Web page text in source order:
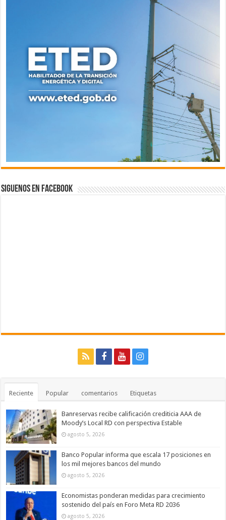
Siguenos en Facebook
Reciente Popular comentarios Etiquetas
Banreservas recibe calificación crediticia AAA de
Moody’s Local RD con perspectiva Estable
agosto 5, 2026
Banco Popular informa que escala 17 posiciones en
los mil mejores bancos del mundo
agosto 5, 2026
Economistas ponderan medidas para crecimiento
sostenido del país en Foro Meta RD 2036
agosto 5, 2026